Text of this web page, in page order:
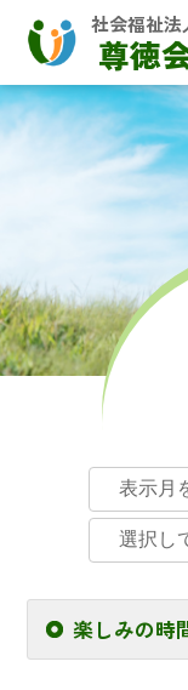
社会福祉法
尊徳
楽しみの時